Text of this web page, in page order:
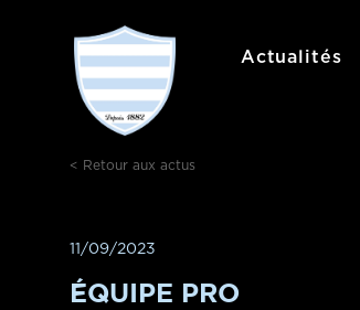
Actualités
< Retour aux actus
11/09/2023
ÉQUIPE PRO